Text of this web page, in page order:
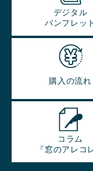
デジタル
パンフレット
購入の流れ
コラム
『窓のアレコ